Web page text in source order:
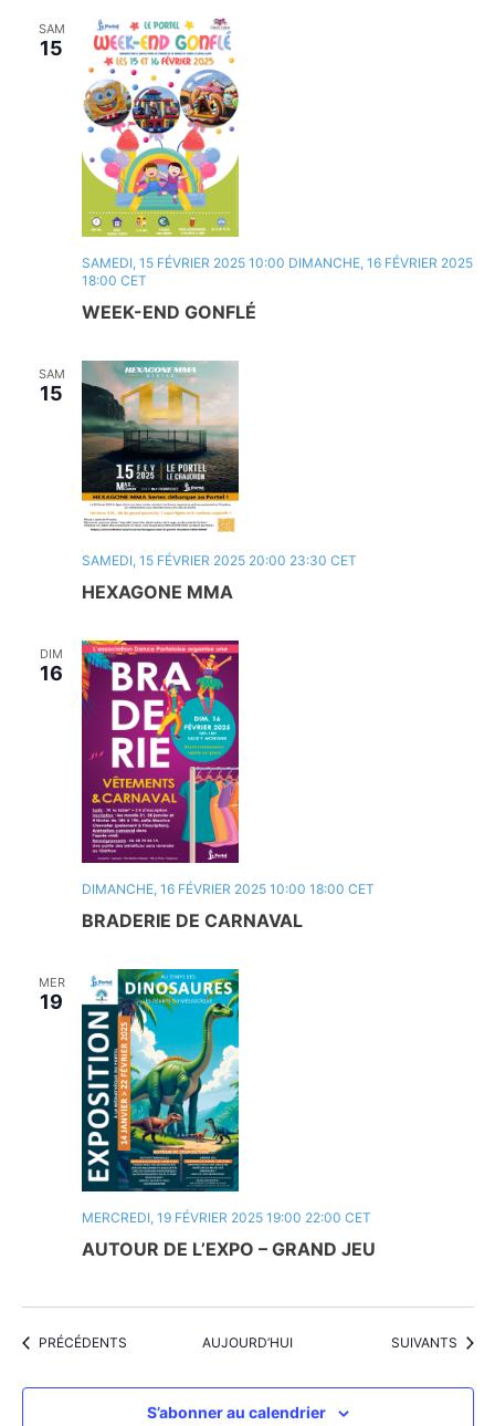
SAM
15
WEEK-END GONFLÉ
SAMEDI, 15 FÉVRIER 2025 10:00 DIMANCHE, 16 FÉVRIER 2025
18:00 CET
SAM
15
HEXAGONE MMA
SAMEDI, 15 FÉVRIER 2025 20:00 23:30 CET
DIM
16
BRADERIE DE CARNAVAL
DIMANCHE, 16 FÉVRIER 2025 10:00 18:00 CET
MER
19
AUTOUR DE L’EXPO – GRAND JEU
MERCREDI, 19 FÉVRIER 2025 19:00 22:00 CET
ÉVÈNEMENTS
PRÉCÉDENTS AUJOURD’HUI ÉVÈNEMENTS
SUIVANTS
S’abonner au calendrier